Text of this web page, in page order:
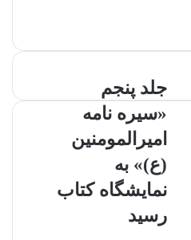
جلد پنجم
«سیره نامه
امیرالمومنین
(ع)» به
نمایشگاه کتاب
رسید